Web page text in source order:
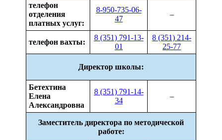
телефон
отделения
платных услуг:
8-950-735-06-
47
–
телефон вахты:
8 (351) 791-13-
01
8 (351) 214-
25-77
Директор школы:
Бетехтина
Елена
Александровна
8 (351) 791-14-
34
–
Заместитель директора по методической
работе: